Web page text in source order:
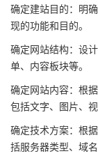
确定建站目的：明
现的功能和目的。
确定网站结构：设
单、内容板块等。
确定网站内容：根
包括文字、图片、视
确定技术方案：根
括服务器类型、域